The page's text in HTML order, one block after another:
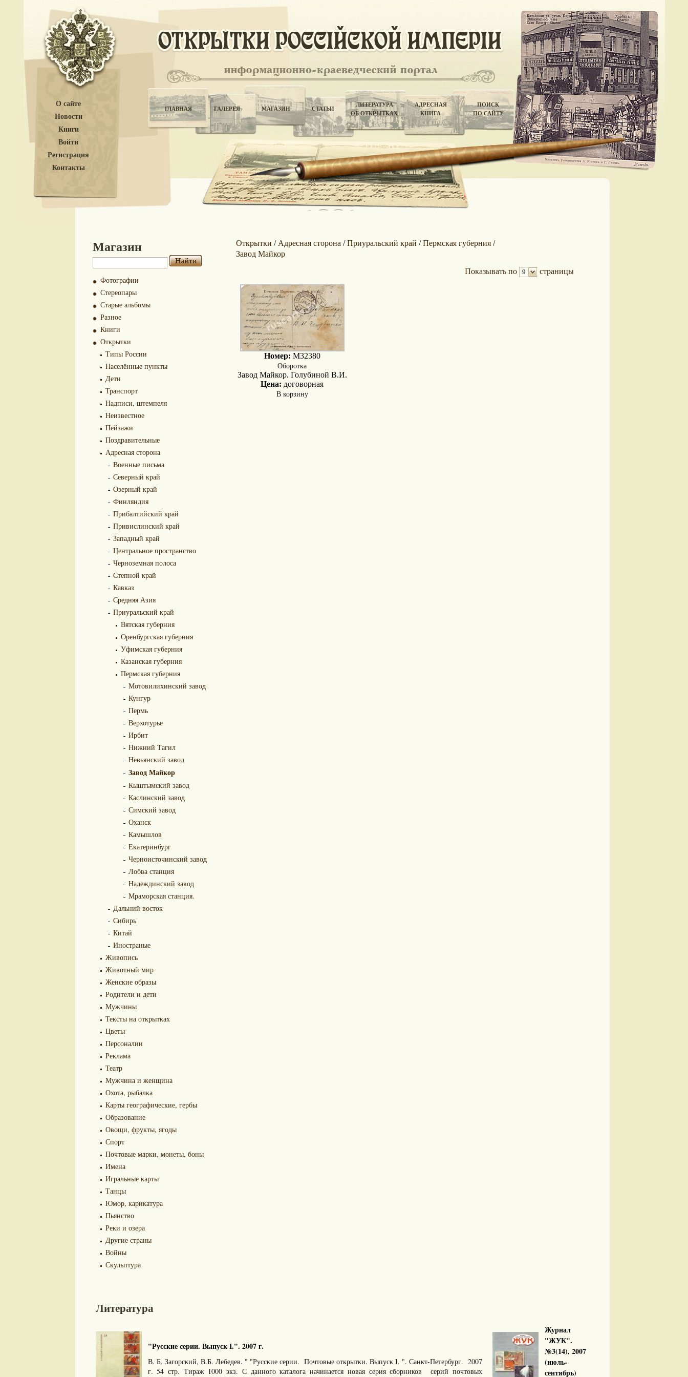
О сайте
Новости
Книги
Войти
Регистрация
Контакты
ГЛАВНАЯ ГАЛЕРЕЯ МАГАЗИН СТАТЬИ
ЛИТЕРАТУРА
ОБ ОТКРЫТКАХ
АДРЕСНАЯ
КНИГА
ПОИСК
ПО САЙТУ
Магазин
Фотографии
Стереопары
Старые альбомы
Разное
Книги
Открытки
Типы России
Населённые пункты
Дети
Транспорт
Надписи, штемпеля
Неизвестное
Пейзажи
Поздравительные
Адресная сторона
Военные письма
Северный край
Озерный край
Финляндия
Прибалтийский край
Привислинский край
Западный край
Центральное пространство
Черноземная полоса
Степной край
Кавказ
Средняя Азия
Приуральский край
Вятская губерния
Оренбургская губерния
Уфимская губерния
Казанская губерния
Пермская губерния
Мотовилихинский завод
Кунгур
Пермь
Верхотурье
Ирбит
Нижний Тагил
Невьянский завод
Завод Майкор
Кыштымский завод
Каслинский завод
Симский завод
Оханск
Камышлов
Екатеринбург
Черноисточинский завод
Лобва станция
Надеждинский завод
Мраморская станция.
Дальний восток
Сибирь
Китай
Иностраные
Живопись
Животный мир
Женские образы
Родители и дети
Мужчины
Тексты на открытках
Цветы
Персоналии
Реклама
Театр
Мужчина и женщина
Охота, рыбалка
Карты географические, гербы
Образование
Овощи, фрукты, ягоды
Спорт
Почтовые марки, монеты, боны
Имена
Игральные карты
Танцы
Юмор, карикатура
Пьянство
Реки и озера
Другие страны
Войны
Скульптура
Открытки / Адресная сторона /Приуральский край /Пермская губерния/
Завод Майкор
Показывать по 9 страницы
Номер: M32380
Оборотка
Завод Майкор. Голубиной В.И.
Цена: договорная
В корзину
Литература
"Русские серии. Выпуск I.". 2007 г.
В. Б. Загорский, В.Б. Лебедев. " "Русские серии. Почтовые открытки. Выпуск I. ". Санкт-Петербург. 2007
г. 54 стр. Тираж 1000 экз. С данного каталога начинается новая серия сборников серий почтовых
Журнал
"ЖУК".
№3(14), 2007
(июль-
сентябрь)